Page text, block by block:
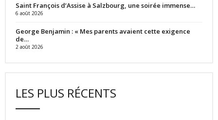
Saint François d’Assise à Salzbourg, une soirée immense…
6 août 2026
George Benjamin : « Mes parents avaient cette exigence
de…
2 août 2026
LES PLUS RÉCENTS